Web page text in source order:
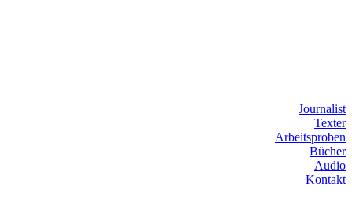
Journalist
Texter
Arbeitsproben
Bücher
Audio
Kontakt